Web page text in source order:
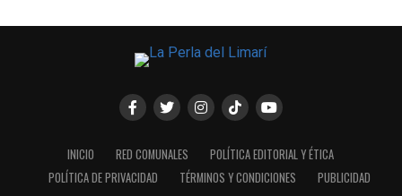
INICIO RED COMUNALES
POLÍTICA EDITORIAL Y ÉTICA
POLÍTICA DE PRIVACIDAD
TÉRMINOS Y CONDICIONES
PUBLICIDAD